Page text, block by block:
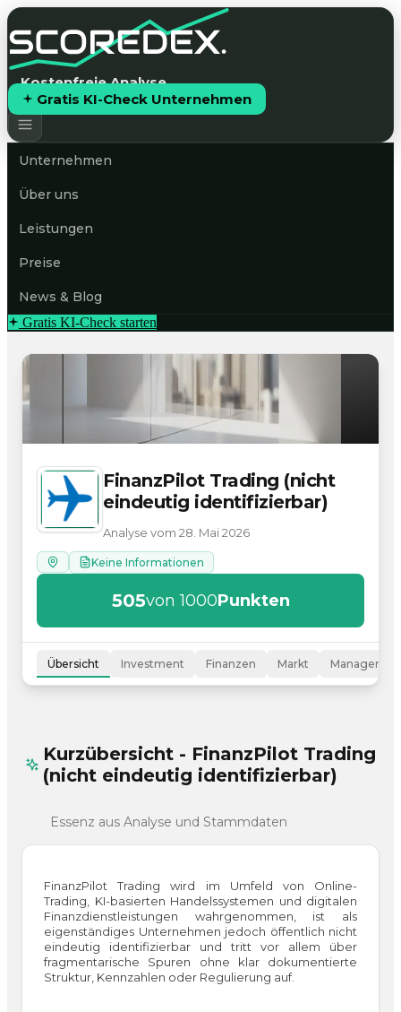
Kostenfreie Analyse
Gratis KI-Check Unternehmen
Unternehmen
Über uns
Leistungen
Preise
News & Blog
Gratis KI-Check starten
FinanzPilot Trading (nicht
eindeutig identifizierbar)
Analyse vom 28. Mai 2026
Keine Informationen
505von 1000Punkten
Übersicht Investment Finanzen Markt
Kurzübersicht - FinanzPilot Trading
(nicht eindeutig identifizierbar)
Essenz aus Analyse und Stammdaten
FinanzPilot Trading wird im Umfeld von Online-
Trading, KI-basierten Handelssystemen und digitalen
Finanzdienstleistungen wahrgenommen, ist als
eigenständiges Unternehmen jedoch öffentlich nicht
eindeutig identifizierbar und tritt vor allem über
fragmentarische Spuren ohne klar dokumentierte
Struktur, Kennzahlen oder Regulierung auf.